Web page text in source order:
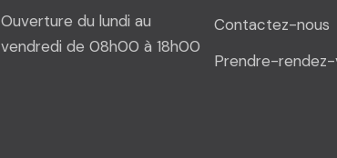
Ouverture du lundi au
vendredi de 08h00 à 18h00
Contactez-nous
Prendre-rendez-